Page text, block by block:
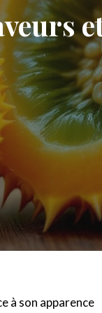
à son apparence